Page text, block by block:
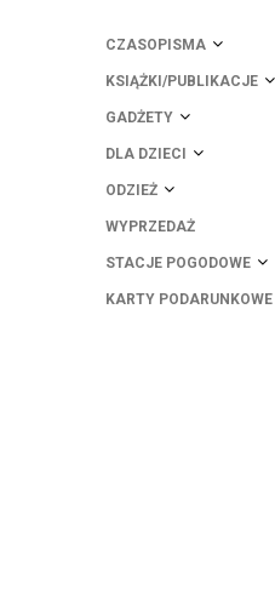
CZASOPISMA
KSIĄŻKI/PUBLIKACJE
GADŻETY
DLA DZIECI
ODZIEŻ
WYPRZEDAŻ
STACJE POGODOWE
KARTY PODARUNKOWE